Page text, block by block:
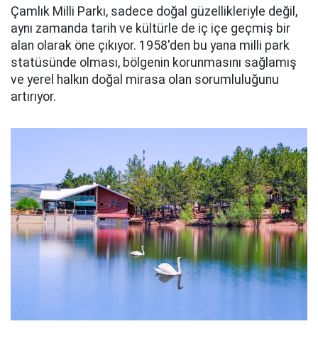
Çamlık Milli Parkı, sadece doğal güzellikleriyle değil,
aynı zamanda tarih ve kültürle de iç içe geçmiş bir
alan olarak öne çıkıyor. 1958'den bu yana milli park
statüsünde olması, bölgenin korunmasını sağlamış
ve yerel halkın doğal mirasa olan sorumluluğunu
artırıyor.